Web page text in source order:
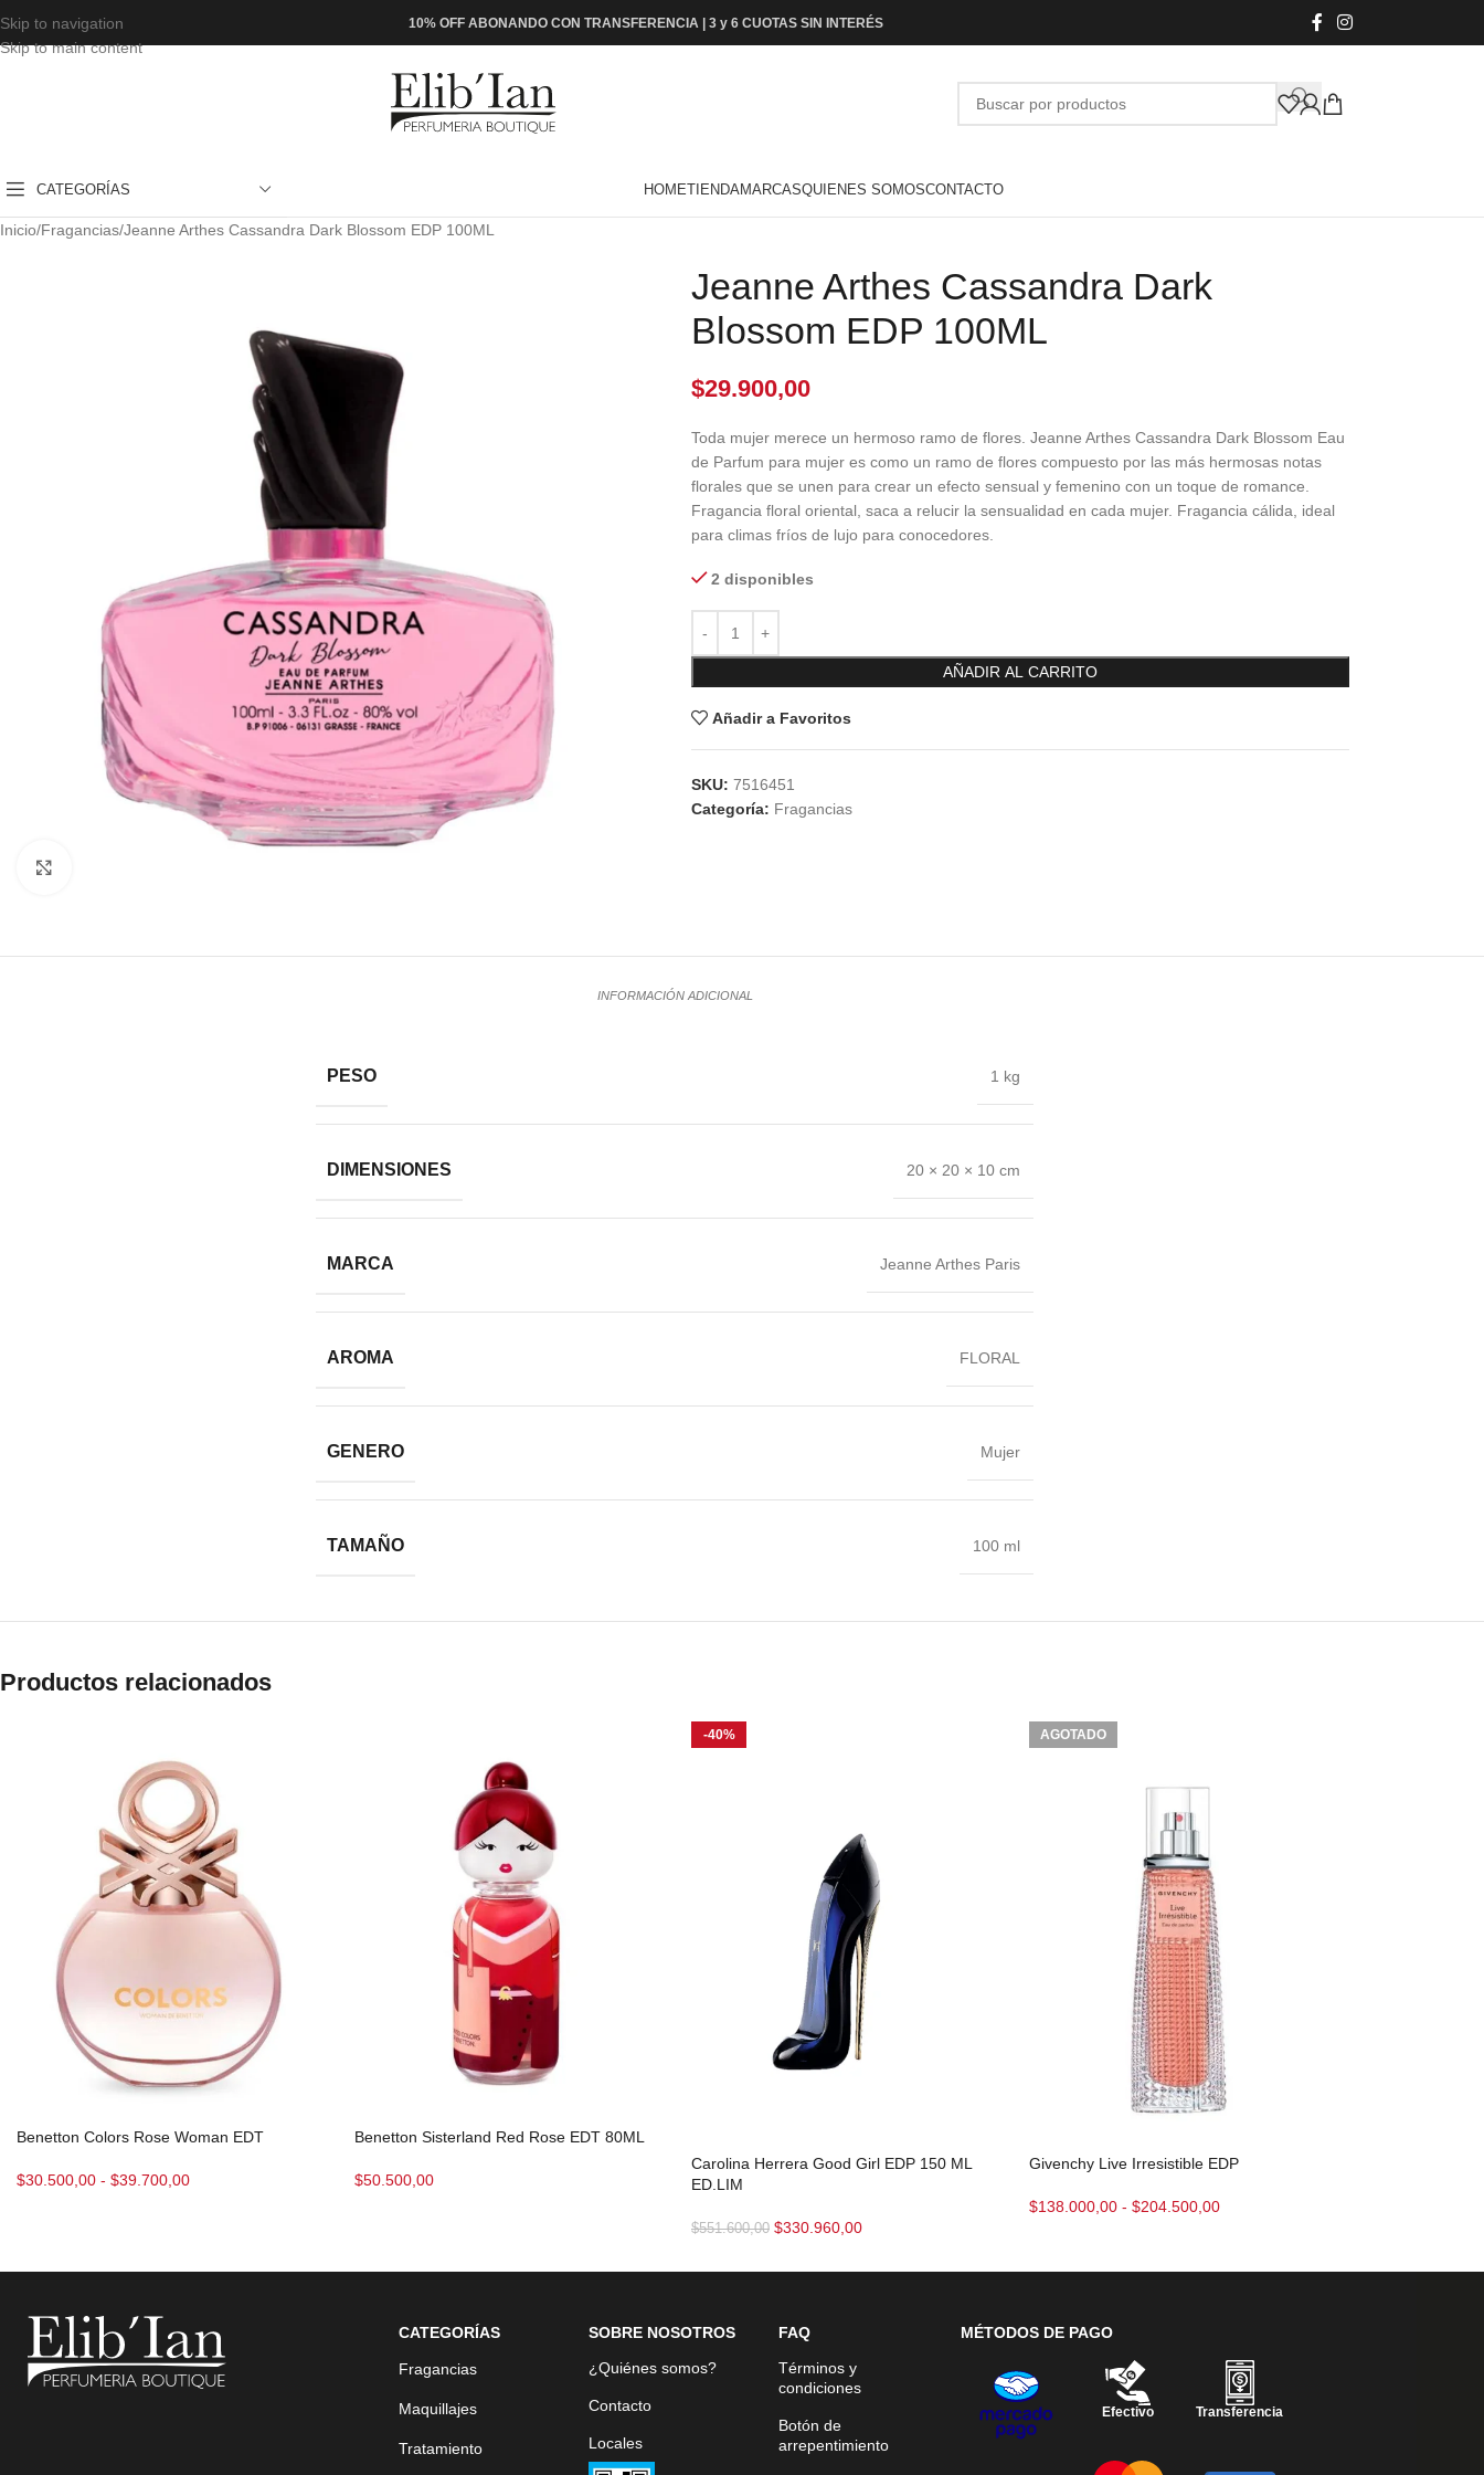
Skip to navigation
Skip to main content
10% OFF ABONANDO CON TRANSFERENCIA | 3 y 6 CUOTAS SIN INTERÉS
CATEGORÍAS HOMETIENDAMARCASQUIENES SOMOSCONTACTO
Inicio Fragancias Jeanne Arthes Cassandra Dark Blossom EDP 100ML
Jeanne Arthes Cassandra Dark
Blossom EDP 100ML
$29.900,00
Toda mujer merece un hermoso ramo de flores. Jeanne Arthes Cassandra Dark Blossom Eau
de Parfum para mujer es como un ramo de flores compuesto por las más hermosas notas
florales que se unen para crear un efecto sensual y femenino con un toque de romance.
Fragancia floral oriental, saca a relucir la sensualidad en cada mujer. Fragancia cálida, ideal
para climas fríos de lujo para conocedores.
2 disponibles
AÑADIR AL CARRITO
Añadir a Favoritos
SKU: 7516451
Categoría: Fragancias
INFORMACIÓN ADICIONAL
PESO 1 kg
DIMENSIONES 20 × 20 × 10 cm
MARCA Jeanne Arthes Paris
AROMA FLORAL
GENERO Mujer
TAMAÑO 100 ml
Productos relacionados
Benetton Colors Rose Woman EDT
$30.500,00 - $39.700,00
Benetton Sisterland Red Rose EDT 80ML
$50.500,00
-40%
Carolina Herrera Good Girl EDP 150 ML
ED.LIM
$551.600,00 $330.960,00
AGOTADO
Givenchy Live Irresistible EDP
$138.000,00 - $204.500,00
CATEGORÍAS
Fragancias
Maquillajes
Tratamiento
SOBRE NOSOTROS
¿Quiénes somos?
Contacto
Locales
FAQ
Términos y
condiciones
Botón de
arrepentimiento
MÉTODOS DE PAGO
Efectivo Transferencia